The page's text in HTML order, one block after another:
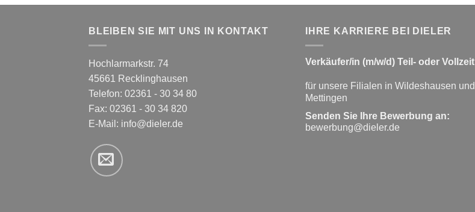
BLEIBEN SIE MIT UNS IN KONTAKT
Hochlarmarkstr. 74
45661 Recklinghausen
Telefon: 02361 - 30 34 80
Fax: 02361 - 30 34 820
E-Mail: info@dieler.de
IHRE KARRIERE BEI DIELER
Verkäufer/in (m/w/d) Teil- oder Vollzeit
für unsere Filialen in Wildeshausen und
Mettingen
Senden Sie Ihre Bewerbung an:
bewerbung@dieler.de